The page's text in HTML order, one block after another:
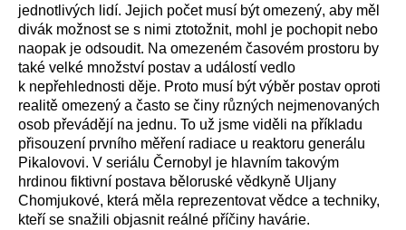
jednotlivých lidí. Jejich počet musí být omezený, aby měl
divák možnost se s nimi ztotožnit, mohl je pochopit nebo
naopak je odsoudit. Na omezeném časovém prostoru by
také velké množství postav a událostí vedlo
k nepřehlednosti děje. Proto musí být výběr postav oproti
realitě omezený a často se činy různých nejmenovaných
osob převádějí na jednu. To už jsme viděli na příkladu
přisouzení prvního měření radiace u reaktoru generálu
Pikalovovi. V seriálu Černobyl je hlavním takovým
hrdinou fiktivní postava běloruské vědkyně Uljany
Chomjukové, která měla reprezentovat vědce a techniky,
kteří se snažili objasnit reálné příčiny havárie.